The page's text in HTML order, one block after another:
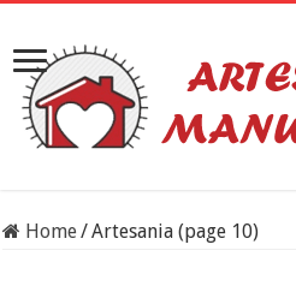
Home/Artesania (page 10)